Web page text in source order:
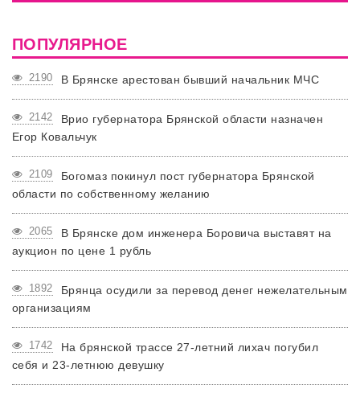
ПОПУЛЯРНОЕ
2190 В Брянске арестован бывший начальник МЧС
2142
Врио губернатора Брянской области назначен
Егор Ковальчук
2109
Богомаз покинул пост губернатора Брянской
области по собственному желанию
2065
В Брянске дом инженера Боровича выставят на
аукцион по цене 1 рубль
1892
Брянца осудили за перевод денег нежелательным
организациям
1742
На брянской трассе 27-летний лихач погубил
себя и 23-летнюю девушку